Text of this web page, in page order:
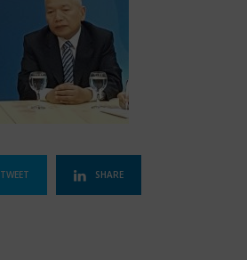
TWEET SHARE